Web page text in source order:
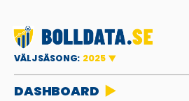
VÄLJ SÄSONG: 2025
DASHBOARD